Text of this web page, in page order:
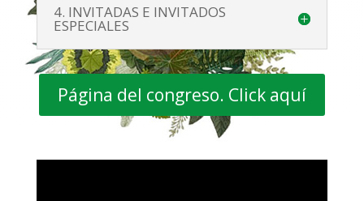
4. INVITADAS E INVITADOS
ESPECIALES
Página del congreso. Click aquí